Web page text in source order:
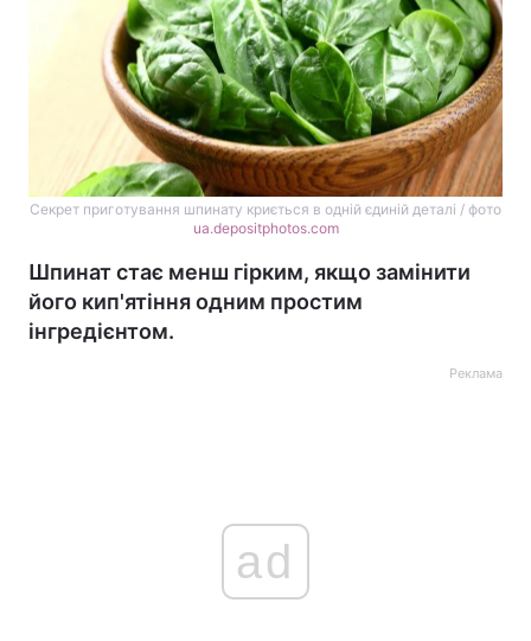
Секрет приготування шпинату криється в одній єдиній деталі / фото
ua.depositphotos.com
Шпинат стає менш гірким, якщо замінити
його кип'ятіння одним простим
інгредієнтом.
Реклама
ad